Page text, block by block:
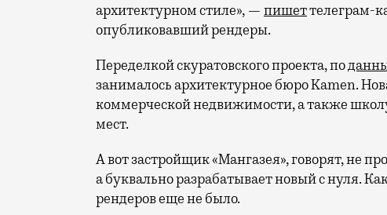
архитектурном стиле», — пишеттелеграм-
опубликовавший рендеры.
Переделкой скуратовского проекта, по
занималось архитектурное бюро Kamen.
коммерческой недвижимости, а также
мест.
А вот застройщик «Мангазея», говорят, не
а буквально разрабатывает новый с нуля.
рендеров еще не было.